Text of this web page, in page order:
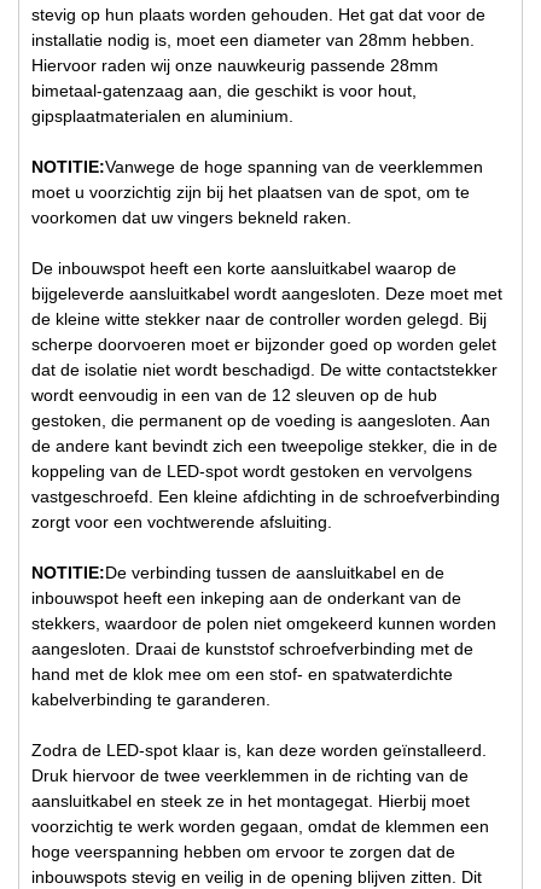
stevig op hun plaats worden gehouden. Het gat dat voor de
installatie nodig is, moet een diameter van 28mm hebben.
Hiervoor raden wij onze nauwkeurig passende 28mm
bimetaal-gatenzaag aan, die geschikt is voor hout,
gipsplaatmaterialen en aluminium.
NOTITIE:Vanwege de hoge spanning van de veerklemmen
moet u voorzichtig zijn bij het plaatsen van de spot, om te
voorkomen dat uw vingers bekneld raken.
De inbouwspot heeft een korte aansluitkabel waarop de
bijgeleverde aansluitkabel wordt aangesloten. Deze moet met
de kleine witte stekker naar de controller worden gelegd. Bij
scherpe doorvoeren moet er bijzonder goed op worden gelet
dat de isolatie niet wordt beschadigd. De witte contactstekker
wordt eenvoudig in een van de 12 sleuven op de hub
gestoken, die permanent op de voeding is aangesloten. Aan
de andere kant bevindt zich een tweepolige stekker, die in de
koppeling van de LED-spot wordt gestoken en vervolgens
vastgeschroefd. Een kleine afdichting in de schroefverbinding
zorgt voor een vochtwerende afsluiting.
NOTITIE:De verbinding tussen de aansluitkabel en de
inbouwspot heeft een inkeping aan de onderkant van de
stekkers, waardoor de polen niet omgekeerd kunnen worden
aangesloten. Draai de kunststof schroefverbinding met de
hand met de klok mee om een stof- en spatwaterdichte
kabelverbinding te garanderen.
Zodra de LED-spot klaar is, kan deze worden geïnstalleerd.
Druk hiervoor de twee veerklemmen in de richting van de
aansluitkabel en steek ze in het montagegat. Hierbij moet
voorzichtig te werk worden gegaan, omdat de klemmen een
hoge veerspanning hebben om ervoor te zorgen dat de
inbouwspots stevig en veilig in de opening blijven zitten. Dit